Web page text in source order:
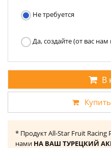
Не требуется
Да, создайте (от вас
В
* Продукт All-Star Fruit Racing
нами НА ВАШ ТУРЕЦКИЙ